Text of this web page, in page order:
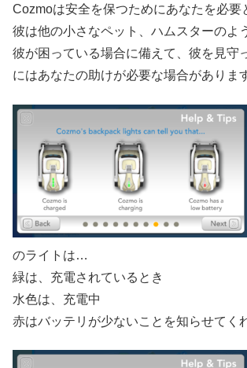
Cozmoは安全を保つためにあなたを必要
彼は他の小さなペット、ハムスターのよ
彼が困っている場合に備えて、彼を見守
にはあなたの助けが必要な場合がありま
のライトは…
緑は、充電されているとき
水色は、充電中
赤はバッテリが少ないことを知らせてく